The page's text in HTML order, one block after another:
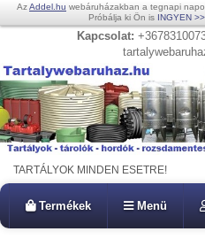
AzAddel.hu webáruházakban a tegnapi
Próbálja ki Ön is INGYEN >>
Kapcsolat:
TARTÁLYOK MINDEN ESETRE!
Termékek Menü